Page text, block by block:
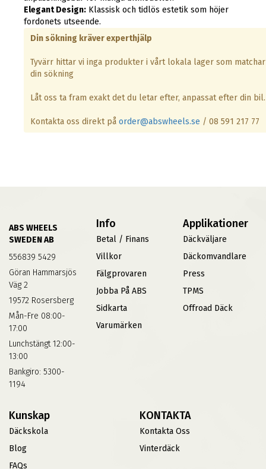
Elegant Design:Klassisk och tidlös estetik som höjer
fordonets utseende.
Din sökning kräver experthjälp
Tyvärr hittar vi inga produkter i vårt lokala lager som matchar
din sökning
Låt oss ta fram exakt det du letar efter, anpassat efter din bil.
Kontakta oss direkt på order@abswheels.se / 08 591 217 77
ABS WHEELS
SWEDEN AB
556839 5429
Göran Hammarsjös
Väg 2
19572 Rosersberg
Mån-Fre 08:00-
17:00
Lunchstängt 12:00-
13:00
Bankgiro: 5300-
1194
Info
Betal / Finans
Villkor
Fälgprovaren
Jobba På ABS
Sidkarta
Varumärken
Applikationer
Däckväljare
Däckomvandlare
Press
TPMS
Offroad Däck
Kunskap
Däckskola
Blog
FAQs
KONTAKTA
Kontakta Oss
Vinterdäck